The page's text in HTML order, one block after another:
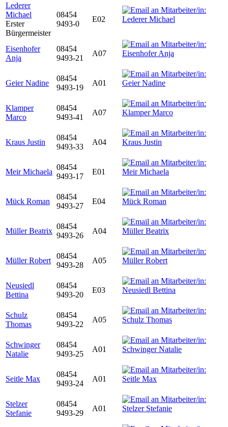
Lederer
Michael
Erster
Bürgermeister
08454
9493-0
E02
Eisenhofer
Anja
08454
9493-21
A07
Geier Nadine
08454
9493-19
A01
Klamper
Marco
08454
9493-41
A07
Kraus Justin
08454
9493-33
A04
Meir Michaela
08454
9493-17
E01
Mück Roman
08454
9493-27
E04
Müller Beatrix
08454
9493-26
A04
Müller Robert
08454
9493-28
A05
Neusiedl
Bettina
08454
9493-20
E03
Schulz
Thomas
08454
9493-22
A05
Schwinger
Natalie
08454
9493-25
A01
Seitle Max
08454
9493-24
A01
Stelzer
Stefanie
08454
9493-29
A01